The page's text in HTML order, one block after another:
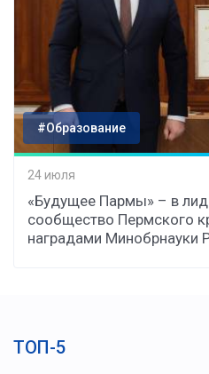
#Образование
24 июля
«Будущее Пармы» – в
сообщество Пермского
наградами Минобрнауки
ТОП-5